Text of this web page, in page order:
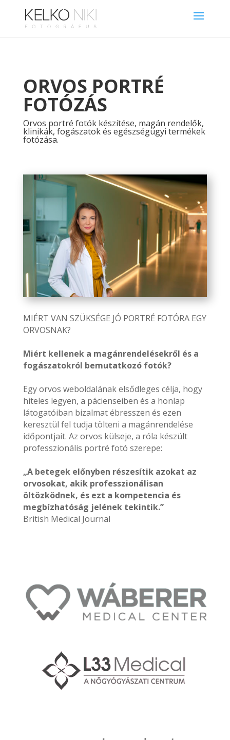
ORVOS PORTRÉ
FOTÓZÁS
Orvos portré fotók készítése, magán rendelők,
klinikák, fogászatok és egészségügyi termékek
fotózása.
MIÉRT VAN SZÜKSÉGE JÓ PORTRÉ FOTÓRA EGY
ORVOSNAK?
Miért kellenek a magánrendelésekről és a
fogászatokról bemutatkozó fotók?
Egy orvos weboldalának elsődleges célja, hogy
hiteles legyen, a pácienseiben és a honlap
látogatóiban bizalmat ébresszen és ezen
keresztül fel tudja tölteni a magánrendelése
időpontjait. Az orvos külseje, a róla készült
professzionális portré fotó szerepe:
„A betegek előnyben részesítik azokat az
orvosokat, akik professzionálisan
öltözködnek, és ezt a kompetencia és
megbízhatóság jelének tekintik.”
British Medical Journal